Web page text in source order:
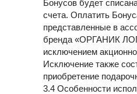
Бонусов будет
счета. Оплатить
представленные в
бренда «ОРГАНИК
исключением
Исключение также
приобретение
3.4 Особенности